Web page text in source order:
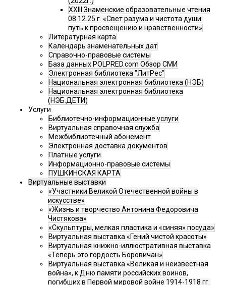
XXIII Знаменские образовательные чтения
08.12.25 г. «Свет разума и чистота души:
путь к просвещению и нравственности»
Литературная карта
Календарь знаменательных дат
Справочно-правовые системы
База данных POLPRED.com Обзор СМИ
Электронная библиотека "ЛитРес"
Национальная электронная библиотека (НЭБ)
Национальная электронная библиотека
(НЭБ.ДЕТИ)
Услуги
Библиотечно-информационные услуги
Виртуальная справочная служба
Межбиблиотечный абонемент
Электронная доставка документов
Платные услуги
Информационно-правовые системы
ПУШКИНСКАЯ КАРТА
Виртуальные выставки
«Участники Великой Отечественной войны в
искусстве»
«Жизнь и творчество Антонина Федоровича
Чистякова»
«Скульптуры, мелкая пластика и «синяя» посуда»
Виртуальная выставка «Гений чистой красоты»
Виртуальная книжно-иллюстративная выставка
«Теперь это гордость Боровичан»
Виртуальная выставка «Великая и неизвестная
война», к Дню памяти российских воинов,
погибших в Первой мировой войне 1914-1918 гг.